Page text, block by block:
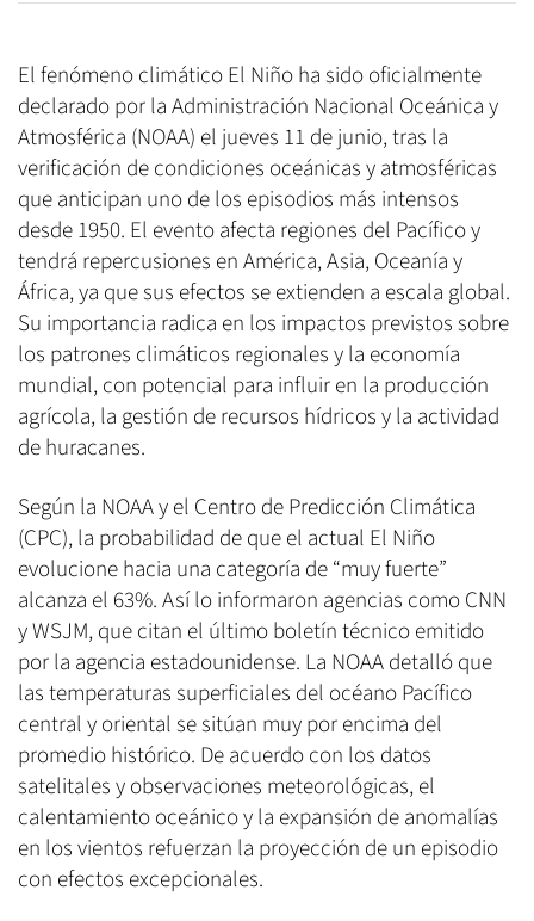
El fenómeno climático El Niño ha sido oficialmente
declarado por la Administración Nacional Oceánica y
Atmosférica (NOAA) el jueves 11 de junio, tras la
verificación de condiciones oceánicas y atmosféricas
que anticipan uno de los episodios más intensos
desde 1950. El evento afecta regiones del Pacífico y
tendrá repercusiones en América, Asia, Oceanía y
África, ya que sus efectos se extienden a escala global.
Su importancia radica en los impactos previstos sobre
los patrones climáticos regionales y la economía
mundial, con potencial para influir en la producción
agrícola, la gestión de recursos hídricos y la actividad
de huracanes.
Según la NOAA y el Centro de Predicción Climática
(CPC), la probabilidad de que el actual El Niño
evolucione hacia una categoría de “muy fuerte”
alcanza el 63%. Así lo informaron agencias como CNN
y WSJM, que citan el último boletín técnico emitido
por la agencia estadounidense. La NOAA detalló que
las temperaturas superficiales del océano Pacífico
central y oriental se sitúan muy por encima del
promedio histórico. De acuerdo con los datos
satelitales y observaciones meteorológicas, el
calentamiento oceánico y la expansión de anomalías
en los vientos refuerzan la proyección de un episodio
con efectos excepcionales.